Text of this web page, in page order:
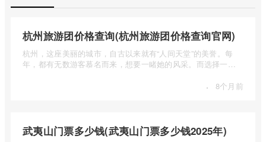
杭州旅游团价格查询(杭州旅游团价格查询官网)
杭州，这座美丽的城市，自古以来就有“人间天堂”的美誉。每
年，都有无数游客慕名而来，想要一睹她的风采。而选择一个
· 8个月前
武夷山门票多少钱(武夷山门票多少钱2025年)